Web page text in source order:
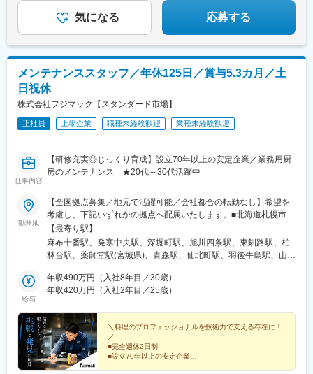
朝来駅、本町駅、淀屋橋駅、西長堀駅、新大阪駅、ＪＲ淡路駅、
横堤駅、大阪城北詰駅、天下茶屋駅、玉出駅、動物園前駅、長居
駅(阪和線)、神ノ木駅、住之江公園駅、住ノ江駅、富木駅、千里中
央駅(大阪モノレール)、高槻市駅、宮之阪駅、布忍駅、神戸三宮駅
(阪神)、神戸三宮駅(阪急・神戸高速)、住吉駅(兵庫県・阪神線)、
新在家駅、西灘駅、兵庫駅、湊川駅、鈴蘭台西口駅、山陽垂水
駅、山陽姫路駅、明石駅、甲子園駅、西宮駅、芦屋川駅、伊丹駅
線)、茶山・京都芸術大学駅、六地蔵駅(奈良線)、伏見桃山駅、山
科駅、鳥羽街道駅、九条駅(京都府)、洛西口駅、新田駅(京都府)、
田中口駅、紀伊御坊駅、新祝園駅、新王寺駅、勢野北口駅、大江
橋駅、四ツ橋駅、東淀川駅、森小路駅、大阪ビジネスパーク駅、
三宮・花時計前駅、石屋川駅、六甲駅、上沢駅、大倉山駅(兵庫
県)、東垂水駅、阪神国道駅、京都市役所前駅、烏丸御池駅、西大
路三条駅、六地蔵駅(京阪線)、桃山駅、十条駅(京都府・近鉄線)、
伊勢田駅、八木西口駅、上栄町駅
テーション駅、姉ケ崎駅、野跡駅、稲沢駅、名和駅(愛知県)、印場
駅、小泉駅、中菰野駅、豊明駅、土橋駅(愛知県)、粟ケ崎駅、速星
県)、苅藻駅、伊丹駅(福知山線)、立花駅、西灘駅、山陽天満駅、
白浜の宮駅、和歌山港駅、朝来駅、平端駅、水田駅、宇多津駅、
吉成駅、鷹ノ子駅、中萩駅、後免東町駅、備前西市駅、久々原
祇園駅、揖屋駅、伯耆大山駅、山頂駅(岩国城)、櫛ケ浜駅、東福島
駅、宝町駅(東京都)、整備場駅、中野新橋駅、五反田駅、大師橋
駅、吉野原駅、西梅田駅、御崎公園駅、古市橋駅、茅場町駅、穴
守稲荷駅、中野坂上駅、白金台駅、関内駅、大阪梅田駅(阪神線)
需要の安定した事業のため将来を見据えて働けます♪
気になる 応募する
メンテナンススタッフ／年休125日／賞与5.3カ月／土
日祝休
株式会社フジマック【スタンダード市場】
正社員 上場企業 職種未経験歓迎 業種未経験歓迎
仕事内容
【研修充実◎じっくり育成】設立70年以上の安定企業／業務用厨
房のメンテナンス ★20代～30代活躍中
勤務地
【全国拠点募集／地元で活躍可能／会社都合の転勤なし】希望を
考慮し、下記いずれかの拠点へ配属いたします。■北海道札幌市／
函館市／旭川市／釧路市／帯広市■東北宮城県／青森県／岩手県／
秋田県／山形県／福島県■関東東京都（港区・台東区・中野区・八
王子市・小平市）／千葉県（千葉市・柏市・船橋市）／神奈川県
県／茨城県■中部静岡県（静岡市・三島市・浜松市）／愛知県（名
古屋市・岡崎市）／山梨県／富山県／石川県／新潟県／長野県
市）／京都府／兵庫県（神戸市・姫路市）／和歌山県／三重県■中
国・四国広島県（広島市、福山市）／島根県／岡山県／山口県／
香川県／徳島県／愛媛県／高知県■九州・沖縄福岡県（福岡市・北
九州市）／佐賀県／長崎県／熊本県／大分県／宮崎県／鹿児島県
／沖縄県※転勤は必ず相談の上、決定いたします（基本同じエリア
【最寄り駅】
麻布十番駅、発寒中央駅、深堀町駅、旭川四条駅、東釧路駅、柏
林台駅、薬師堂駅(宮城県)、青森駅、仙北町駅、羽後牛島駅、山形
駅、甲府駅、上尾駅、葭川公園駅、大神宮下駅、柏駅、新御徒町
駅、落合駅(東京都)、京王八王子駅、青梅街道駅、上大岡駅、元住
県)、南富山駅、上諸江駅、新福井駅、岐南駅、六名駅、東松阪
駅、越後石山駅、豊津駅(大阪府)、萩原天神駅、くいな橋駅、和田
岬駅、亀山駅(兵庫県)、田井ノ瀬駅、下祇園駅、東福山駅、松江
駅、備前西市駅、周防下郷駅、香西駅、吉成駅、鎌田駅、薊野
駅、大橋駅(福岡県)、競馬場前駅(福岡県)、鍋島駅、住吉駅(長崎
給与
年収490万円（入社8年目／30歳）
年収420万円（入社2年目／25歳）
＼料理のプロフェッショナルを技術力で支える存在に！
／
■完全週休2日制
■設立70年以上の安定企業